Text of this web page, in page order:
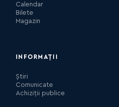
Calendar
Bilete
Magazin
INFORMAȚII
Știri
Comunicate
Achiziții publice